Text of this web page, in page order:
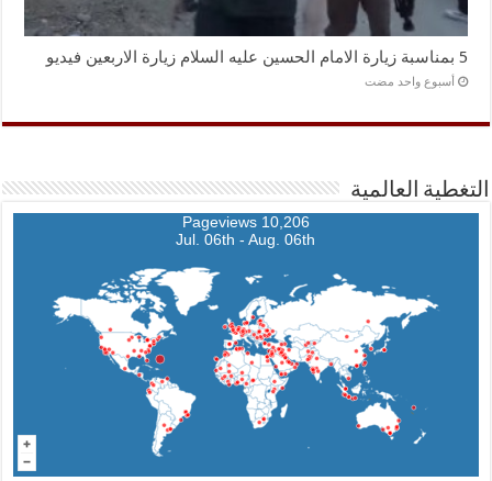
5 بمناسبة زيارة الامام الحسين عليه السلام زيارة الاربعين فيديو
‏أسبوع واحد مضت
التغطية العالمية
10,206 Pageviews
Jul. 06th - Aug. 06th